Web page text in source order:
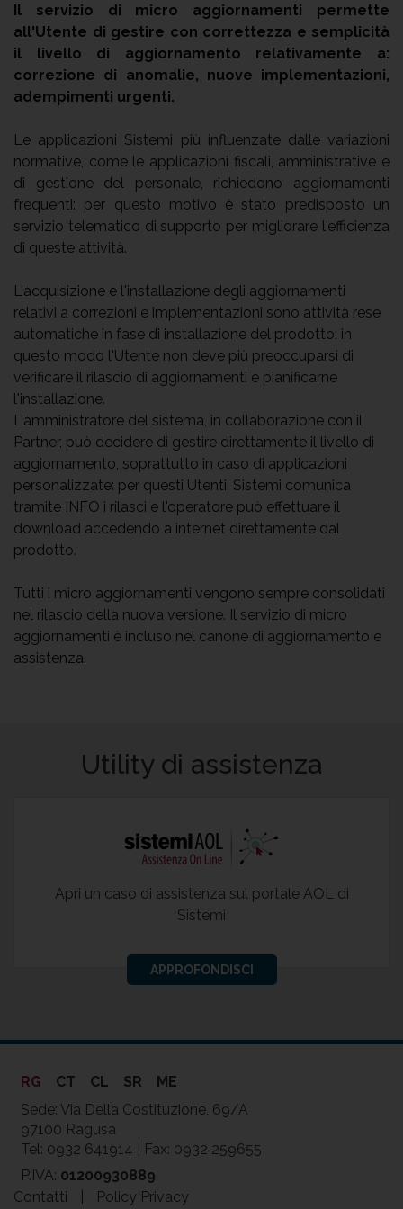
Il servizio di micro aggiornamenti permette
all'Utente di gestire con correttezza e semplicità
il livello di aggiornamento relativamente a:
correzione di anomalie, nuove implementazioni,
adempimenti urgenti.
Le applicazioni Sistemi più influenzate dalle variazioni
normative, come le applicazioni fiscali, amministrative e
di gestione del personale, richiedono aggiornamenti
frequenti: per questo motivo è stato predisposto un
servizio telematico di supporto per migliorare l'efficienza
di queste attività.
L'acquisizione e l'installazione degli aggiornamenti
relativi a correzioni e implementazioni sono attività rese
automatiche in fase di installazione del prodotto: in
questo modo l'Utente non deve più preoccuparsi di
verificare il rilascio di aggiornamenti e pianificarne
l'installazione.
L'amministratore del sistema, in collaborazione con il
Partner, può decidere di gestire direttamente il livello di
aggiornamento, soprattutto in caso di applicazioni
personalizzate: per questi Utenti, Sistemi comunica
tramite INFO i rilasci e l'operatore può effettuare il
download accedendo a internet direttamente dal
prodotto.
Tutti i micro aggiornamenti vengono sempre consolidati
nel rilascio della nuova versione. Il servizio di micro
aggiornamenti è incluso nel canone di aggiornamento e
assistenza.
Utility di assistenza
Apri un caso di assistenza sul portale AOL di
Sistemi
APPROFONDISCI
RG CT CL SR
ME
Sede: Via Della Costituzione, 69/A
97100 Ragusa
Tel: 0932 641914 | Fax: 0932 259655
P.IVA: 01200930889
Contatti
Policy Privacy